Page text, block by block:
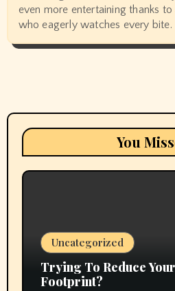
even more entertaining thanks
who eagerly watches every bite.
You
Uncategorized
Trying To Reduce
Footprint?